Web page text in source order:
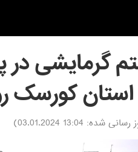
گرمایشی در
استان کورسک
رسانی شده: 13:04 03.01.2024
)